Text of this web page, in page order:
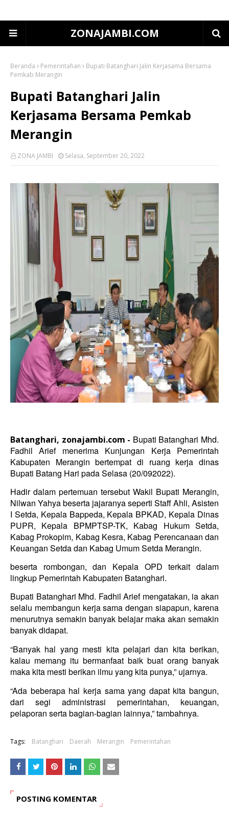
ZONAJAMBI.COM
Beranda Pemerintahan
Bupati Batanghari Jalin Kerjasama Bersama
Pemkab Merangin
Bupati Batanghari Jalin
Kerjasama Bersama Pemkab
Merangin
ZONA JAMBI Selasa, September 20, 2022
Batanghari, zonajambi.com - Bupati Batanghari Mhd.
Fadhil Arief menerima Kunjungan Kerja Pemerintah
Kabupaten Merangin bertempat di ruang kerja dinas
Bupati Batang Hari padaSelasa (20/092022).
Hadir dalam pertemuan tersebut Wakil Bupati Merangin,
Nilwan Yahyabeserta jajaranya seperti Staff Ahli, Asisten
I Setda, Kepala Bappeda, Kepala BPKAD, Kepala Dinas
PUPR, Kepala BPMPTSP-TK, Kabag Hukum Setda,
Kabag Prokopim, Kabag Kesra, Kabag Perencanaan dan
Keuangan Setda dan Kabag Umum Setda Merangin.
beserta rombongan, dan Kepala OPD terkait dalam
lingkup Pemerintah Kabupaten Batanghari.
Bupati Batanghari Mhd. Fadhil Arief mengatakan, ia akan
selalu membangun kerja sama dengan siapapun, karena
menurutnya semakin banyak belajar maka akan semakin
banyak didapat.
“Banyak hal yang mesti kita pelajari dan kita berikan,
kalau memang itu bermanfaat baik buat orang banyak
maka kita mesti berikan ilmu yang kita punya,” ujarnya.
“Ada beberapa hal kerja sama yang dapat kita bangun,
dari segi administrasi pemerintahan, keuangan,
pelaporan serta bagian-bagian lainnya,” tambahnya.
Tags: Batanghari Daerah Merangin Pemerintahan
POSTING KOMENTAR